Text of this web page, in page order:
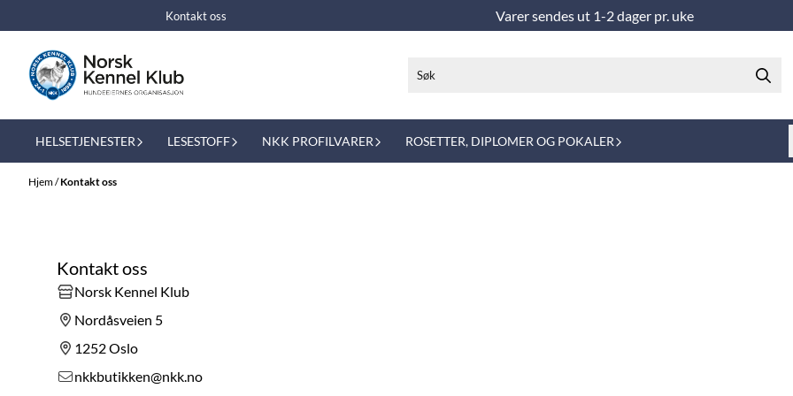
Kontakt oss Varer sendes ut 1-2 dager pr. uke
HELSETJENESTER LESESTOFF NKK PROFILVARER ROSETTER, DIPLOMER OG POKALER
Hjem/Kontakt oss
Kontakt oss
Norsk Kennel Klub
Nordåsveien 5
1252 Oslo
nkkbutikken@nkk.no